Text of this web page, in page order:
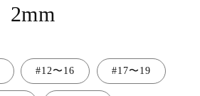
2mm
#12〜16 #17〜19